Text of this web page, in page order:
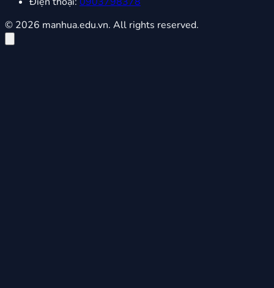
© 2026 manhua.edu.vn. All rights reserved.